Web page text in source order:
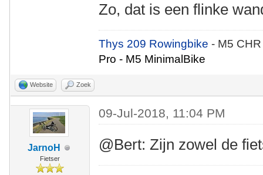
Zo, dat is een flinke
Thys 209 Rowingbike- M5
Pro - M5 MinimalBike
Website Zoek
JarnoH
Fietser
09-Jul-2018, 11:04 PM
@Bert: Zijn zowel de